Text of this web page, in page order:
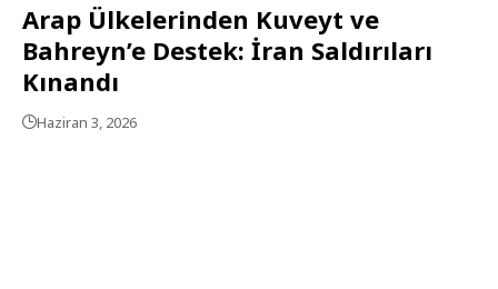
Arap Ülkelerinden Kuveyt ve
Bahreyn’e Destek: İran Saldırıları
Kınandı
Haziran 3, 2026